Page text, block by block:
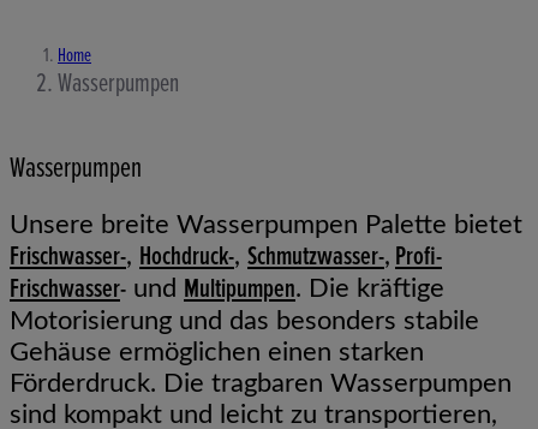
Home
Wasserpumpen
Wasserpumpen
Unsere breite Wasserpumpen Palette bietet
Frischwasser-, Hochdruck-, Schmutzwasser-, Profi-
Frischwasser- und Multipumpen. Die kräftige
Motorisierung und das besonders stabile
Gehäuse ermöglichen einen starken
Förderdruck. Die tragbaren Wasserpumpen
sind kompakt und leicht zu transportieren,